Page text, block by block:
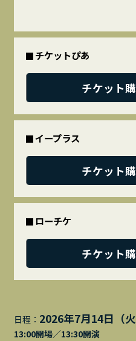
チケットぴあ
チケット
イープラス
チケット
ローチケ
チケット
日程： 2026年7月14日（火
13:00開場／13:30開演